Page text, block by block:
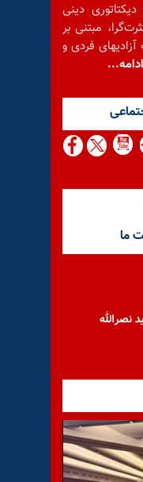
دینی
مبتنی بر
فردی و
ادامه...
ما
نصرالله
ناکام
رهبری